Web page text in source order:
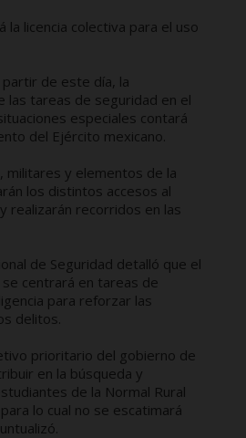
la licencia colectiva para el uso
partir de este día, la
las tareas de seguridad en el
especiales contará
del Ejército mexicano.
militares y elementos de la
los distintos accesos al
realizarán recorridos en las
de Seguridad detalló que el
centrará en tareas de
para reforzar las
delitos.
prioritario del gobierno de
en la búsqueda y
de la Normal Rural
lo cual no se escatimará